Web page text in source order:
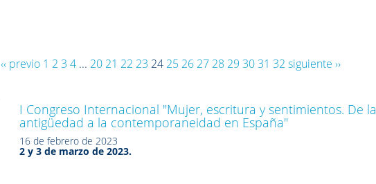
‹‹ previo 1 2 3 4 ... 20 21 22 23 24 25 26 27 28 29 3031 32 siguiente ››
I Congreso Internacional "Mujer, escritura y sentimientos. De la
antigüedad a la contemporaneidad en España"
16 de febrero de 2023
2 y 3 de marzo de 2023.